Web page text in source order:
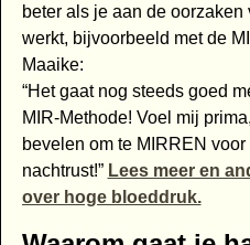
beter als je aan de
werkt, bijvoorbeeld met de
Maaike:
“Het gaat nog steeds goed
MIR-Methode! Voel mij
bevelen om te MIRREN
nachtrust!” Lees meer en
over hoge bloeddruk.